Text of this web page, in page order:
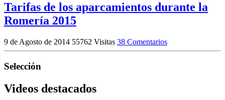
Tarifas de los aparcamientos durante la
Romería 2015
9 de Agosto de 2014 55762 Visitas 38 Comentarios
Selección
Videos destacados